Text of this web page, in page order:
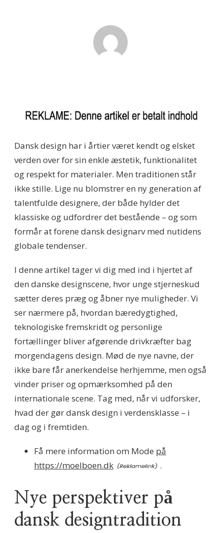
Dansk design har i årtier været kendt og elsket
verden over for sin enkle æstetik, funktionalitet
og respekt for materialer. Men traditionen står
ikke stille. Lige nu blomstrer en ny generation af
talentfulde designere, der både hylder det
klassiske og udfordrer det bestående – og som
formår at forene dansk designarv med nutidens
globale tendenser.
I denne artikel tager vi dig med ind i hjertet af
den danske designscene, hvor unge stjerneskud
sætter deres præg og åbner nye muligheder. Vi
ser nærmere på, hvordan bæredygtighed,
teknologiske fremskridt og personlige
fortællinger bliver afgørende drivkræfter bag
morgendagens design. Mød de nye navne, der
ikke bare får anerkendelse herhjemme, men også
vinder priser og opmærksomhed på den
internationale scene. Tag med, når vi udforsker,
hvad der gør dansk design i verdensklasse – i
dag og i fremtiden.
Få mere information om Mode på
https://moelboen.dk
.
Nye perspektiver på
dansk designtradition